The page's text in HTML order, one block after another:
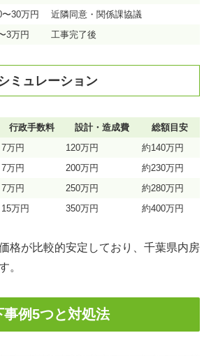
〜30万円
近隣同意・関係課協議
3万円 工事完了後
ミュレーション
行政手数料 設計・造成費
総額目安
7万円 120万円
約140万円
7万円 200万円
約230万円
7万円 250万円
約280万円
15万円 350万円 約400万円
格が比較的安定しており、千葉県内房
。
事例5つと対処法